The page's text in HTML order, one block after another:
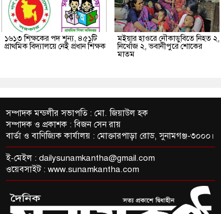
১৬১৩ শিক্ষকের পদ শূন্য, ৪৫১টি
প্রাথমিক বিদ্যালয়ে নেই প্রধান শিক্ষক
মইয়ার হাওরে নৌকাডুবিতে নিহত ২,
নিখোঁজ ২, ভবানীপুরে শোকের
মাতম
সম্পাদক মন্ডলীর সভাপতি : মো. জিয়াউল হক
সম্পাদক ও প্রকাশক : বিজন সেন রায়
বার্তা ও বাণিজ্যিক কার্যালয় : মোক্তারপাড়া রোড, সুনামগঞ্জ-৩০০০।
ই-মেইল : dailysunamkantha@gmail.com
ওয়েবসাইট : www.sunamkantha.com